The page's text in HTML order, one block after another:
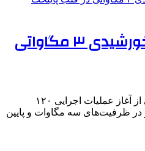
ساخت نیروگاه خورشیدی ۳ مگاواتی
ارتباط فردا: فرهاد شبیهی از آغاز عملیات اجرایی ۱۲۰
در ظرفیت‌های سه مگاوات و پایین